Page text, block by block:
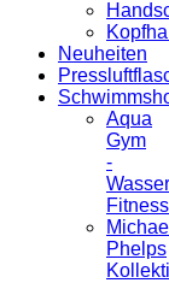
Neuheiten
Aqua
Gym
-
Wasser
Fitness
Michael
Phelps